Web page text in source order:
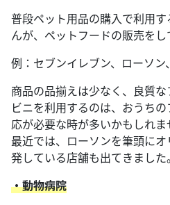
普段ペット用品の購入で利用
んが、ペットフードの販売をし
例：セブンイレブン、ローソン
商品の品揃えは少なく、良質
ビニを利用するのは、おうち
応が必要な時が多いかもしれま
最近では、ローソンを筆頭に
発している店舗も出てきました。
・動物病院